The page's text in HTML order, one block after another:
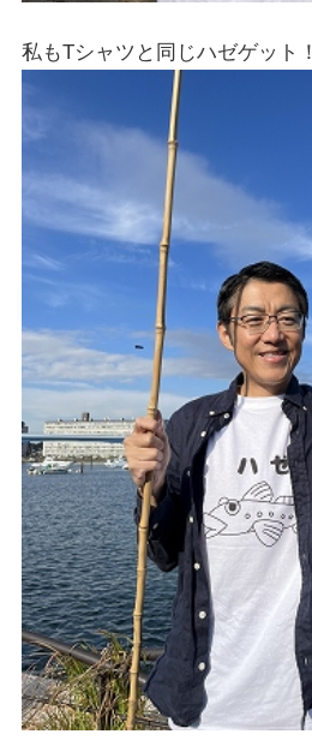
私もTシャツと同じハゼゲット！